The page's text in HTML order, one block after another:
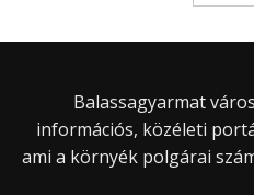
Balassagyarmat
információs, közéleti
ami a környék polgárai